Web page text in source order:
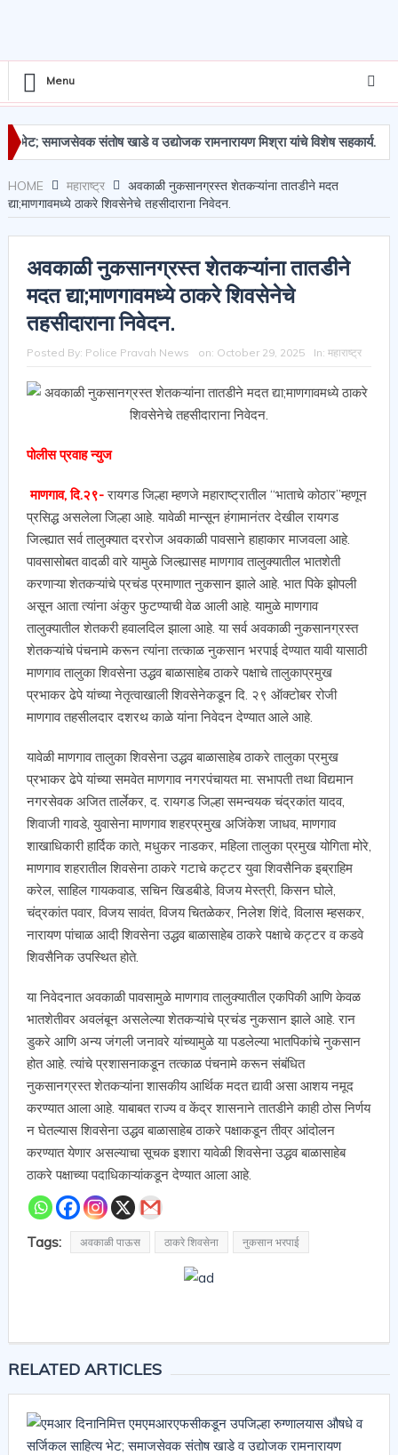
Menu
संतोष खाडे व उद्योजक रामनारायण मिश्रा यांचे विशेष सहकार्य.
HOME महाराष्ट्र
अवकाळी नुकसानग्रस्त शेतकऱ्यांना तातडीने मदत
द्या;माणगावमध्ये ठाकरे शिवसेनेचे तहसीदाराना निवेदन.
अवकाळी नुकसानग्रस्त शेतकऱ्यांना तातडीने
मदत द्या;माणगावमध्ये ठाकरे शिवसेनेचे
तहसीदाराना निवेदन.
Posted By: Police Pravah News on: October 29, 2025 In: महाराष्ट्र
पोलीस प्रवाह न्युज
माणगाव, दि.२९- रायगड जिल्हा म्हणजे महाराष्ट्रातील “भाताचे कोठार”म्हणून
प्रसिद्ध असलेला जिल्हा आहे. यावेळी मान्सून हंगामानंतर देखील रायगड
जिल्ह्यात सर्व तालुक्यात दररोज अवकाळी पावसाने हाहाकार माजवला आहे.
पावसासोबत वादळी वारे यामुळे जिल्ह्यासह माणगाव तालुक्यातील भातशेती
करणाऱ्या शेतकऱ्यांचे प्रचंड प्रमाणात नुकसान झाले आहे. भात पिके झोपली
असून आता त्यांना अंकुर फुटण्याची वेळ आली आहे. यामुळे माणगाव
तालुक्यातील शेतकरी हवालदिल झाला आहे. या सर्व अवकाळी नुकसानग्रस्त
शेतकऱ्यांचे पंचनामे करून त्यांना तत्काळ नुकसान भरपाई देण्यात यावी यासाठी
माणगाव तालुका शिवसेना उद्धव बाळासाहेब ठाकरे पक्षाचे तालुकाप्रमुख
प्रभाकर ढेपे यांच्या नेतृत्वाखाली शिवसेनेकडून दि. २९ ऑक्टोबर रोजी
माणगाव तहसीलदार दशरथ काळे यांना निवेदन देण्यात आले आहे.
यावेळी माणगाव तालुका शिवसेना उद्धव बाळासाहेब ठाकरे तालुका प्रमुख
प्रभाकर ढेपे यांच्या समवेत माणगाव नगरपंचायत मा. सभापती तथा विद्यमान
नगरसेवक अजित तार्लेकर, द. रायगड जिल्हा समन्वयक चंद्रकांत यादव,
शिवाजी गावडे, युवासेना माणगाव शहरप्रमुख अजिंकेश जाधव, माणगाव
शाखाधिकारी हार्दिक काते, मधुकर नाडकर, महिला तालुका प्रमुख योगिता मोरे,
माणगाव शहरातील शिवसेना ठाकरे गटाचे कट्टर युवा शिवसैनिक इब्राहिम
करेल, साहिल गायकवाड, सचिन खिडबीडे, विजय मेस्त्री, किसन घोले,
चंद्रकांत पवार, विजय सावंत, विजय चितळेकर, निलेश शिंदे, विलास म्हसकर,
नारायण पांचाळ आदी शिवसेना उद्धव बाळासाहेब ठाकरे पक्षाचे कट्टर व कडवे
शिवसैनिक उपस्थित होते.
या निवेदनात अवकाळी पावसामुळे माणगाव तालुक्यातील एकपिकी आणि केवळ
भातशेतीवर अवलंबून असलेल्या शेतकऱ्यांचे प्रचंड नुकसान झाले आहे. रान
डुकरे आणि अन्य जंगली जनावरे यांच्यामुळे या पडलेल्या भातपिकांचे नुकसान
होत आहे. त्यांचे प्रशासनाकडून तत्काळ पंचनामे करून संबंधित
नुकसानग्रस्त शेतकऱ्यांना शासकीय आर्थिक मदत द्यावी असा आशय नमूद
करण्यात आला आहे. याबाबत राज्य व केंद्र शासनाने तातडीने काही ठोस निर्णय
न घेतल्यास शिवसेना उद्धव बाळासाहेब ठाकरे पक्षाकडून तीव्र आंदोलन
करण्यात येणार असल्याचा सूचक इशारा यावेळी शिवसेना उद्धव बाळासाहेब
ठाकरे पक्षाच्या पदाधिकाऱ्यांकडून देण्यात आला आहे.
Tags: अवकाळी पाऊस ठाकरे शिवसेना नुकसान भरपाई
RELATED ARTICLES